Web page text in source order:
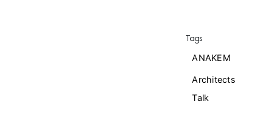
Tags
ANAKEM
Architects
Talk